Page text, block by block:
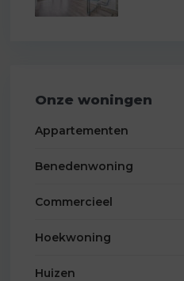
Onze woningen
Appartementen
Benedenwoning
Commercieel
Hoekwoning
Huizen